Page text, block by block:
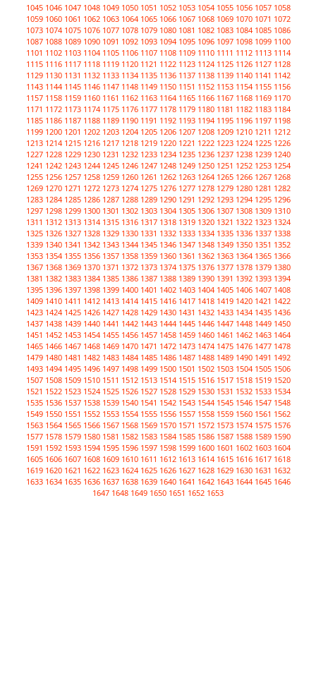
1045 1046 1047 1048 1049 1050 1051 1052 1053 1054 1055 1056 1057 1058
1059 1060 1061 1062 1063 1064 1065 1066 1067 1068 1069 1070 1071 1072
1073 1074 1075 1076 1077 1078 1079 1080 1081 1082 1083 1084 1085 1086
1087 1088 1089 1090 1091 1092 1093 1094 1095 1096 1097 1098 1099 1100
1101 1102 1103 1104 1105 1106 1107 1108 1109 1110 1111 1112 1113 1114
1115 1116 1117 1118 1119 1120 1121 1122 1123 1124 1125 1126 1127 1128
1129 1130 1131 1132 1133 1134 1135 1136 1137 1138 1139 1140 1141 1142
1143 1144 1145 1146 1147 1148 1149 1150 1151 1152 1153 1154 1155 1156
1157 1158 1159 1160 1161 1162 1163 1164 1165 1166 1167 1168 1169 1170
1171 1172 1173 1174 1175 1176 1177 1178 1179 1180 1181 1182 1183 1184
1185 1186 1187 1188 1189 1190 1191 1192 1193 1194 1195 1196 1197 1198
1199 1200 1201 1202 1203 1204 1205 1206 1207 1208 1209 1210 1211 1212
1213 1214 1215 1216 1217 1218 1219 1220 1221 1222 1223 1224 1225 1226
1227 1228 1229 1230 1231 1232 1233 1234 1235 1236 1237 1238 1239 1240
1241 1242 1243 1244 1245 1246 1247 1248 1249 1250 1251 1252 1253 1254
1255 1256 1257 1258 1259 1260 1261 1262 1263 1264 1265 1266 1267 1268
1269 1270 1271 1272 1273 1274 1275 1276 1277 1278 1279 1280 1281 1282
1283 1284 1285 1286 1287 1288 1289 1290 1291 1292 1293 1294 1295 1296
1297 1298 1299 1300 1301 1302 1303 1304 1305 1306 1307 1308 1309 1310
1311 1312 1313 1314 1315 1316 1317 1318 1319 1320 1321 1322 1323 1324
1325 1326 1327 1328 1329 1330 1331 1332 1333 1334 1335 1336 1337 1338
1339 1340 1341 1342 1343 1344 1345 1346 1347 1348 1349 1350 1351 1352
1353 1354 1355 1356 1357 1358 1359 1360 1361 1362 1363 1364 1365 1366
1367 1368 1369 1370 1371 1372 1373 1374 1375 1376 1377 1378 1379 1380
1381 1382 1383 1384 1385 1386 1387 1388 1389 1390 1391 1392 1393 1394
1395 1396 1397 1398 1399 1400 1401 1402 1403 1404 1405 1406 1407 1408
1409 1410 1411 1412 1413 1414 1415 1416 1417 1418 1419 1420 1421 1422
1423 1424 1425 1426 1427 1428 1429 1430 1431 1432 1433 1434 1435 1436
1437 1438 1439 1440 1441 1442 1443 1444 1445 1446 1447 1448 1449 1450
1451 1452 1453 1454 1455 1456 1457 1458 1459 1460 1461 1462 1463 1464
1465 1466 1467 1468 1469 1470 1471 1472 1473 1474 1475 1476 1477 1478
1479 1480 1481 1482 1483 1484 1485 1486 1487 1488 1489 1490 1491 1492
1493 1494 1495 1496 1497 1498 1499 1500 1501 1502 1503 1504 1505 1506
1507 1508 1509 1510 1511 1512 1513 1514 1515 1516 1517 1518 1519 1520
1521 1522 1523 1524 1525 1526 1527 1528 1529 1530 1531 1532 1533 1534
1535 1536 1537 1538 1539 1540 1541 1542 1543 1544 1545 1546 1547 1548
1549 1550 1551 1552 1553 1554 1555 1556 1557 1558 1559 1560 1561 1562
1563 1564 1565 1566 1567 1568 1569 1570 1571 1572 1573 1574 1575 1576
1577 1578 1579 1580 1581 1582 1583 1584 1585 1586 1587 1588 1589 1590
1591 1592 1593 1594 1595 1596 1597 1598 1599 1600 1601 1602 1603 1604
1605 1606 1607 1608 1609 1610 1611 1612 1613 1614 1615 1616 1617 1618
1619 1620 1621 1622 1623 1624 1625 1626 1627 1628 1629 1630 1631 1632
1633 1634 1635 1636 1637 1638 1639 1640 1641 1642 1643 1644 1645 1646
1647 1648 1649 1650 1651 1652 1653